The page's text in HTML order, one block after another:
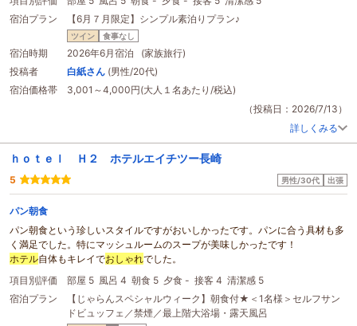
宿泊プラン
【6月７月限定】シンプル素泊りプラン♪
ツイン 食事なし
宿泊時期
2026年6月宿泊 (家族旅行)
投稿者
白紙さん (男性/20代)
宿泊価格帯
3,001～4,000円(大人１名あたり/税込)
（投稿日：2026/7/13）
詳しくみる
ｈｏｔｅｌ Ｈ２ ホテルエイチツー長崎
5 男性/30代 出張
パン朝食
パン朝食という珍しいスタイルですがおいしかったです。パンに合う具材も多
く満足でした。特にマッシュルームのスープが美味しかったです！
ホテル自体もキレイでおしゃれでした。
項目別評価
部屋 5 風呂 4 朝食 5 夕食 - 接客 4 清潔感 5
宿泊プラン
【じゃらんスペシャルウィーク】朝食付★＜1名様＞セルフサン
ドビュッフェ／禁煙／最上階大浴場・露天風呂